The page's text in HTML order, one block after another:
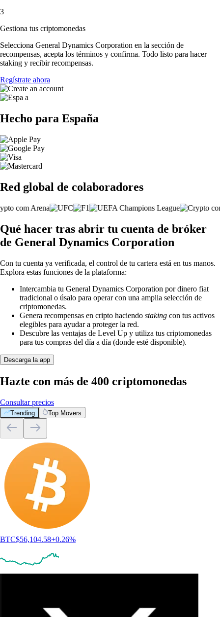
3
Gestiona tus criptomonedas
Selecciona General Dynamics Corporation en la sección de
recompensas, acepta los términos y confirma. Todo listo para hacer
staking y recibir recompensas.
Regístrate ahora
Hecho para España
Red global de colaboradores
Qué hacer tras abrir tu cuenta de bróker
de General Dynamics Corporation
Con tu cuenta ya verificada, el control de tu cartera está en tus manos.
Explora estas funciones de la plataforma:
Intercambia tu General Dynamics Corporation por dinero fiat
tradicional o úsalo para operar con una amplia selección de
criptomonedas.
Genera recompensas en cripto haciendo staking con tus activos
elegibles para ayudar a proteger la red.
Descubre las ventajas de Level Up y utiliza tus criptomonedas
para tus compras del día a día (donde esté disponible).
Descarga la app
Hazte con más de 400 criptomonedas
Consultar precios
Trending Top Movers
BTC$56,104.58+0.26%